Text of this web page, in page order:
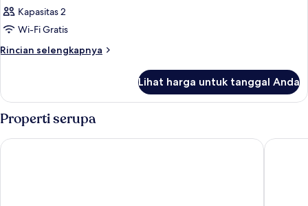
Kapasitas 2
Wi-Fi Gratis
Rincian selengkapnya
Rincian
Kamar
Lihat harga untuk tanggal Anda
Properti serupa
Hotel Merdeka Madiun Hotel